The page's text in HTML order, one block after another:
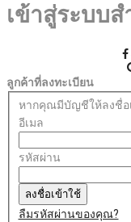
เข้าสู่ระบบ
ลูกค้าที่ลงทะเบียน
หากคุณมีบัญชีให้ลงชื่อ
อีเมล
รหัสผ่าน
ลงชื่อเข้าใช้
ลืมรหัสผ่านของคุณ?